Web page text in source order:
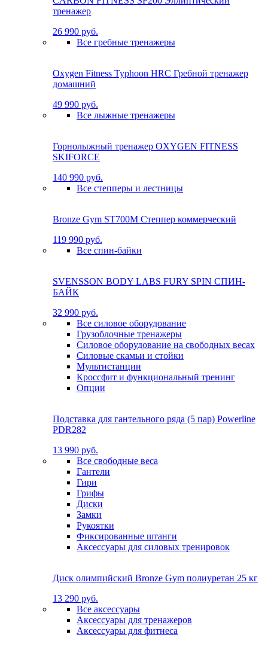
тренажер
26 990 руб.
Все гребные тренажеры
Oxygen Fitness Typhoon HRC Гребной тренажер
домашний
49 990 руб.
Все лыжные тренажеры
Горнолыжный тренажер OXYGEN FITNESS
SKIFORCE
140 990 руб.
Все степперы и лестницы
Bronze Gym ST700M Степпер коммерческий
119 990 руб.
Все спин-байки
SVENSSON BODY LABS FURY SPIN СПИН-
БАЙК
32 990 руб.
Все силовое оборудование
Грузоблочные тренажеры
Силовое оборудование на свободных весах
Силовые скамьи и стойки
Мультистанции
Кроссфит и функциональный тренинг
Опции
Подставка для гантельного ряда (5 пар) Powerline
PDR282
13 990 руб.
Все свободные веса
Гантели
Гири
Грифы
Диски
Замки
Рукоятки
Фиксированные штанги
Аксессуары для силовых тренировок
Диск олимпийский Bronze Gym полиуретан 25 кг
13 290 руб.
Все аксессуары
Аксессуары для тренажеров
Аксессуары для фитнеса